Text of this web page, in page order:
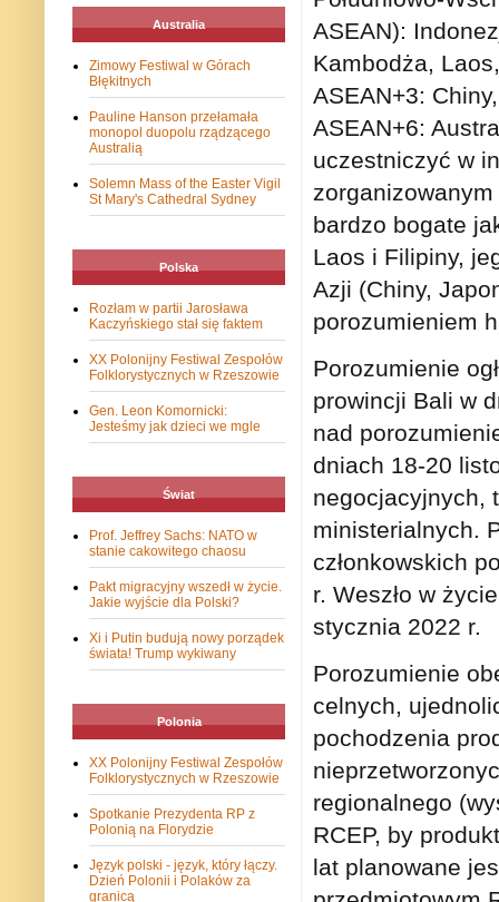
ASEAN):
Kambodża,
ASEAN+3:
ASEAN+6:
uczestniczyć w
bardzo bogate
Laos i Filipiny,
Azji (Chiny,
porozumieniem
Porozumienie
prowincji Bali w
nad
dniach 18-20
negocjacyjnych,
ministerialnych.
członkowskich
r. Weszło w
stycznia 2022 r.
Porozumienie
celnych,
pochodzenia
regionalnego
RCEP, by
lat planowane
Australia
Zimowy Festiwal w Górach
Błękitnych
Pauline Hanson przełamała
monopol duopolu rządzącego
Australią
Solemn Mass of the Easter Vigil
St Mary's Cathedral Sydney
Polska
Rozłam w partii Jarosława
Kaczyńskiego stał się faktem
XX Polonijny Festiwal Zespołów
Folklorystycznych w Rzeszowie
Gen. Leon Komornicki:
Jesteśmy jak dzieci we mgle
Świat
Prof. Jeffrey Sachs: NATO w
stanie cakowitego chaosu
Pakt migracyjny wszedł w życie.
Jakie wyjście dla Polski?
Xi i Putin budują nowy porządek
świata! Trump wykiwany
Polonia
XX Polonijny Festiwal Zespołów
Folklorystycznych w Rzeszowie
Spotkanie Prezydenta RP z
Polonią na Florydzie
Język polski - język, który łączy.
Dzień Polonii i Polaków za
granicą